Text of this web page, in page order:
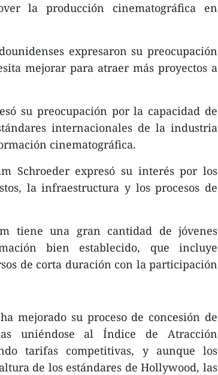
la producción cinematográfica en
expresaron su preocupación
mejorar para atraer más proyectos a
su preocupación por la capacidad de
internacionales de la industria
cinematográfica.
Schroeder expresó su interés por los
la infraestructura y los procesos de
tiene una gran cantidad de jóvenes
bien establecido, que incluye
de corta duración con la participación
mejorado su proceso de concesión de
uniéndose al Índice de Atracción
tarifas competitivas, y aunque los
de los estándares de Hollywood, las